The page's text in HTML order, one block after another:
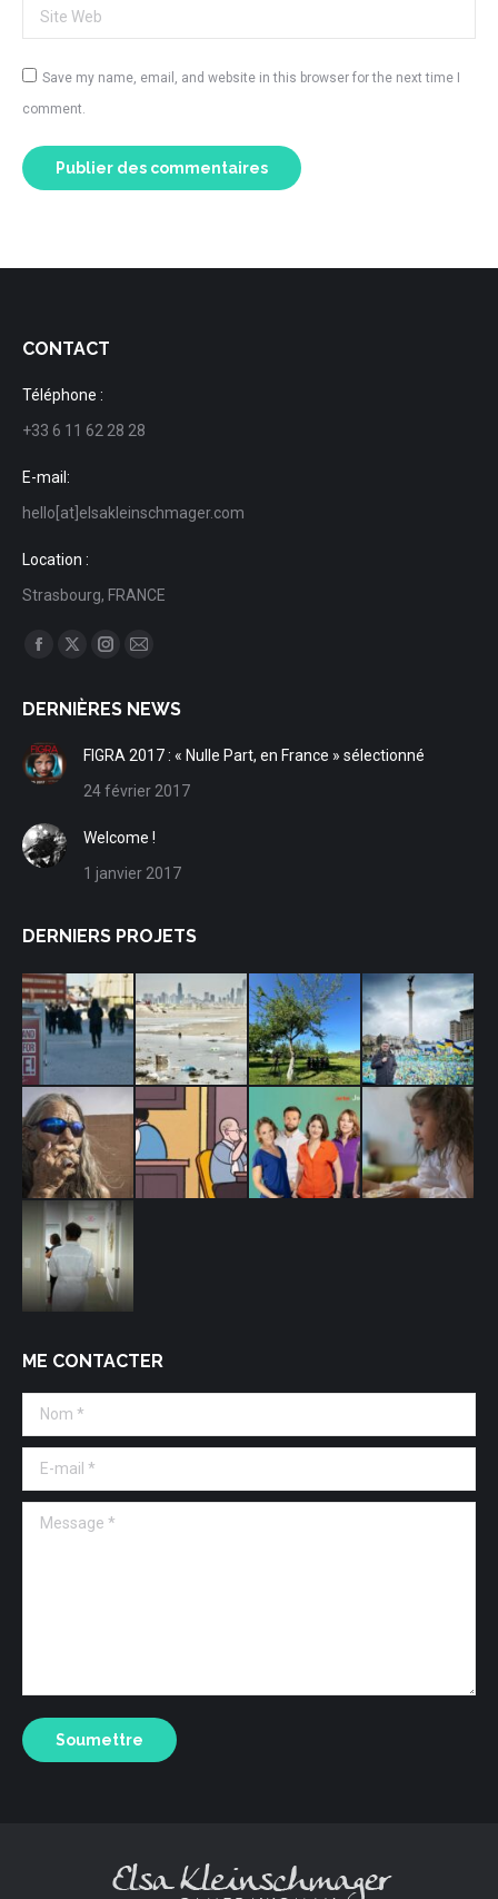
Site Web
Save my name, email, and website in this browser for the next time I
comment.
Publier des commentaires
CONTACT
Téléphone :
+33 6 11 62 28 28
E-mail:
hello[at]elsakleinschmager.com
Location :
Strasbourg, FRANCE
Trouvez nous sur :
Facebook
opens
in
new
window
X
opens
window
Instagram
opens
window
Mail
opens
window
DERNIÈRES NEWS
FIGRA 2017 : « Nulle Part, en France » sélectionné
24 février 2017
Welcome !
1 janvier 2017
DERNIERS PROJETS
ME CONTACTER
Nom *
E-mail *
Message *
Soumettre